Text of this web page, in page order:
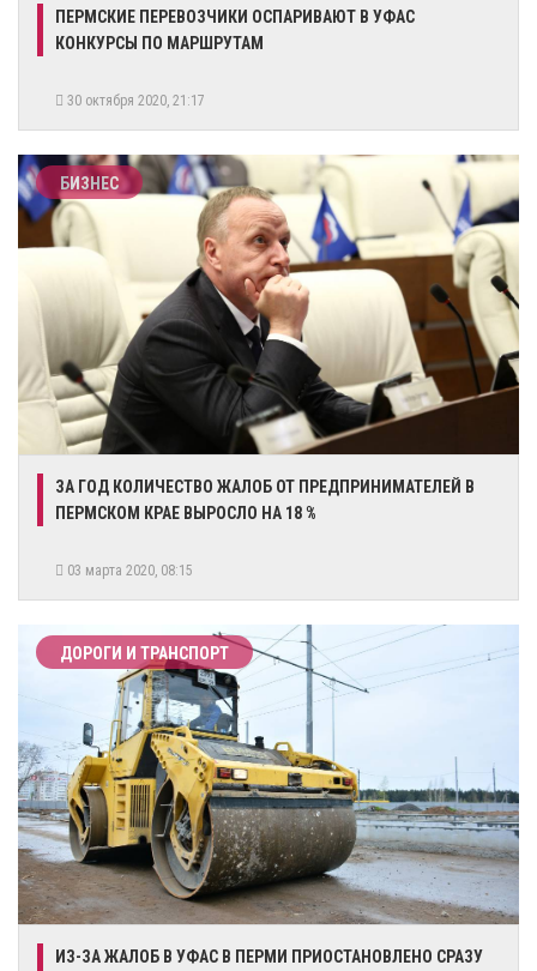
ПЕРМСКИЕ ПЕРЕВОЗЧИКИ ОСПАРИВАЮТ В УФАС
КОНКУРСЫ ПО МАРШРУТАМ
30 октября 2020, 21:17
БИЗНЕС
ЗА ГОД КОЛИЧЕСТВО ЖАЛОБ ОТ ПРЕДПРИНИМАТЕЛЕЙ В
ПЕРМСКОМ КРАЕ ВЫРОСЛО НА 18 %
03 марта 2020, 08:15
ДОРОГИ И ТРАНСПОРТ
ИЗ-ЗА ЖАЛОБ В УФАС В ПЕРМИ ПРИОСТАНОВЛЕНО СРАЗУ